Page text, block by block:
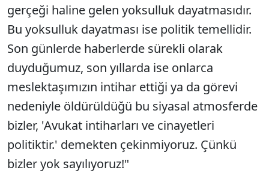
gerçeği haline gelen yoksulluk dayatmasıdır.
Bu yoksulluk dayatması ise politik temellidir.
Son günlerde haberlerde sürekli olarak
duyduğumuz, son yıllarda ise onlarca
meslektaşımızın intihar ettiği ya da görevi
nedeniyle öldürüldüğü bu siyasal atmosferde
bizler, 'Avukat intiharları ve cinayetleri
politiktir.' demekten çekinmiyoruz. Çünkü
bizler yok sayılıyoruz!"